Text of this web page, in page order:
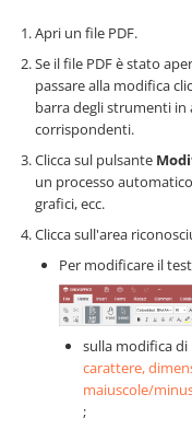
Apri un file PDF.
Se il file PDF è stato
passare alla modifica
barra degli strumenti in
corrispondenti.
Clicca sul pulsante
un processo
grafici, ecc.
Clicca sull'area
Per modificare il
sulla modifica di
carattere,
maiuscole/
;